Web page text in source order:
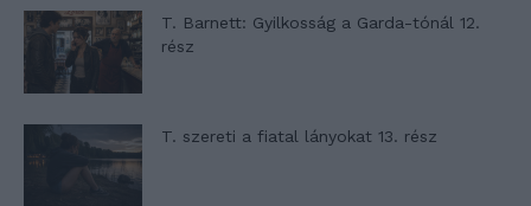
T. Barnett: Gyilkosság a Garda-tónál 12.
rész
T. szereti a fiatal lányokat 13. rész